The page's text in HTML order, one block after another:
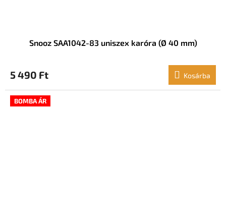
Snooz SAA1042-83 uniszex karóra (Ø 40 mm)
5 490 Ft Kosárba
BOMBA ÁR